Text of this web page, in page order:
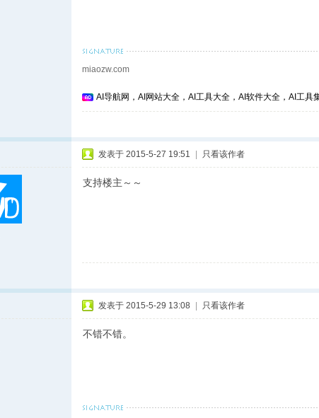
miaozw.com
AI导航网，AI网站大全，AI工具大全，AI软件大全，AI工
发表于 2015-5-27 19:51 只看该作者
支持楼主～～
发表于 2015-5-29 13:08 只看该作者
不错不错。